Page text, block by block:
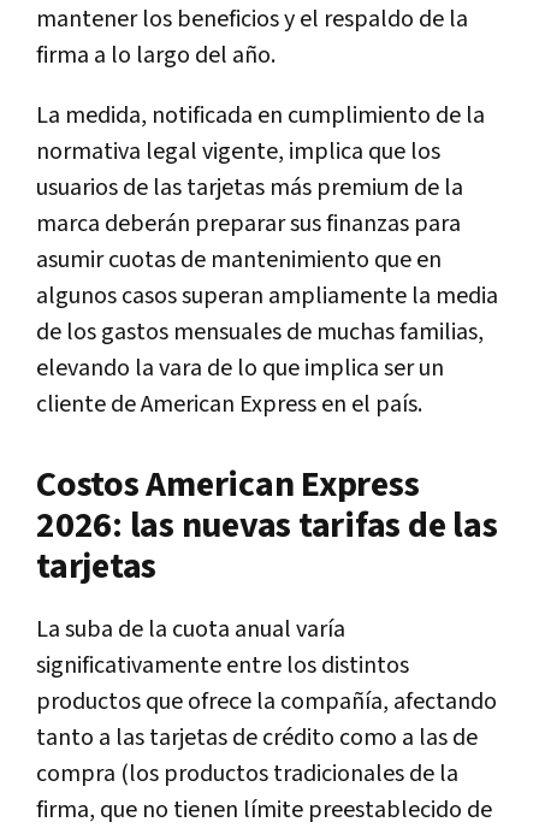
mantener los beneficios y el respaldo de la
firma a lo largo del año.
La medida, notificada en cumplimiento de la
normativa legal vigente, implica que los
usuarios de las tarjetas más premium de la
marca deberán preparar sus finanzas para
asumir cuotas de mantenimiento que en
algunos casos superan ampliamente la media
de los gastos mensuales de muchas familias,
elevando la vara de lo que implica ser un
cliente de American Express en el país.
Costos American Express
2026: las nuevas tarifas de las
tarjetas
La suba de la cuota anual varía
significativamente entre los distintos
productos que ofrece la compañía, afectando
tanto a las tarjetas de crédito como a las de
compra (los productos tradicionales de la
firma, que no tienen límite preestablecido de